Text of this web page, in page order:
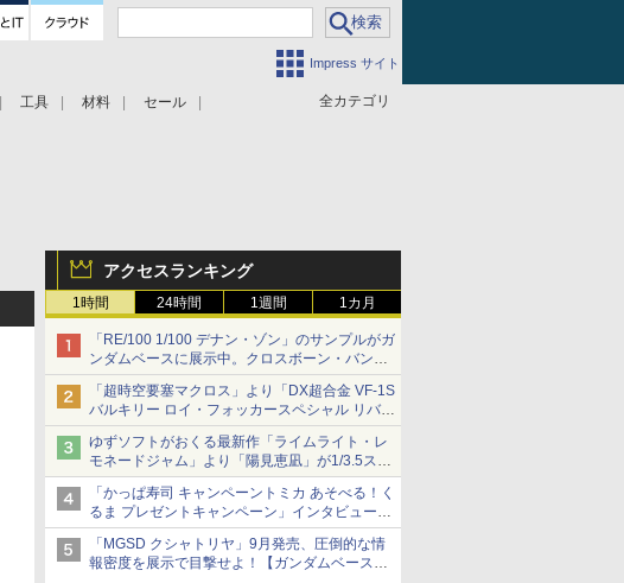
Impress サイト
全カテゴリ
工具 材料 セール
アクセスランキング
1時間 24時間 1週間 1カ月
「RE/100 1/100 デナン・ゾン」のサンプルがガ
ンダムベースに展示中。クロスボーン・バンガ
ードの制式量産機が間もなく発送【ガンダムベ
ース撮り下ろし】
「超時空要塞マクロス」より「DX超合金 VF-1S
バルキリー ロイ・フォッカースペシャル リバイ
バルVer.」本日発売！
ゆずソフトがおくる最新作「ライムライト・レ
モネードジャム」より「陽見恵凪」が1/3.5スケ
ールフィギュアで登場！
メガネ姿も表現できるオプションパーツが付属
「かっぱ寿司 キャンペーントミカ あそべる！く
るま プレゼントキャンペーン」インタビュー
子どもが楽しめるかっぱ寿司ならではの体験と
コラボの楽しさを追求
「MGSD クシャトリヤ」9月発売、圧倒的な情
報密度を展示で目撃せよ！【ガンダムベース撮